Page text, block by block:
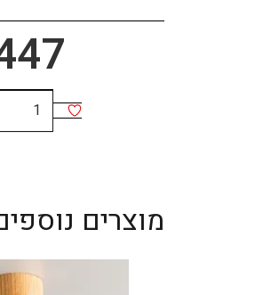
כמות
של
מוצרים